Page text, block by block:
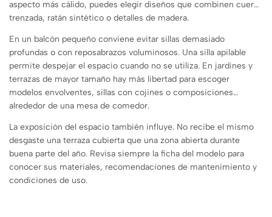
aspecto más cálido, puedes elegir diseños que combinen cuerda
trenzada, ratán sintético o detalles de madera.
En un balcón pequeño conviene evitar sillas demasiado
profundas o con reposabrazos voluminosos. Una silla apilable
permite despejar el espacio cuando no se utiliza. En jardines y
terrazas de mayor tamaño hay más libertad para escoger
modelos envolventes, sillas con cojines o composiciones
alrededor de una mesa de comedor.
La exposición del espacio también influye. No recibe el mismo
desgaste una terraza cubierta que una zona abierta durante
buena parte del año. Revisa siempre la ficha del modelo para
conocer sus materiales, recomendaciones de mantenimiento y
condiciones de uso.